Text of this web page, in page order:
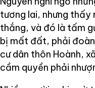
tương lai, nhưng thấy
thắng, và đó là tấm
bị mất đất, phải
cư dân thôn Hoành,
cầm quyền phải